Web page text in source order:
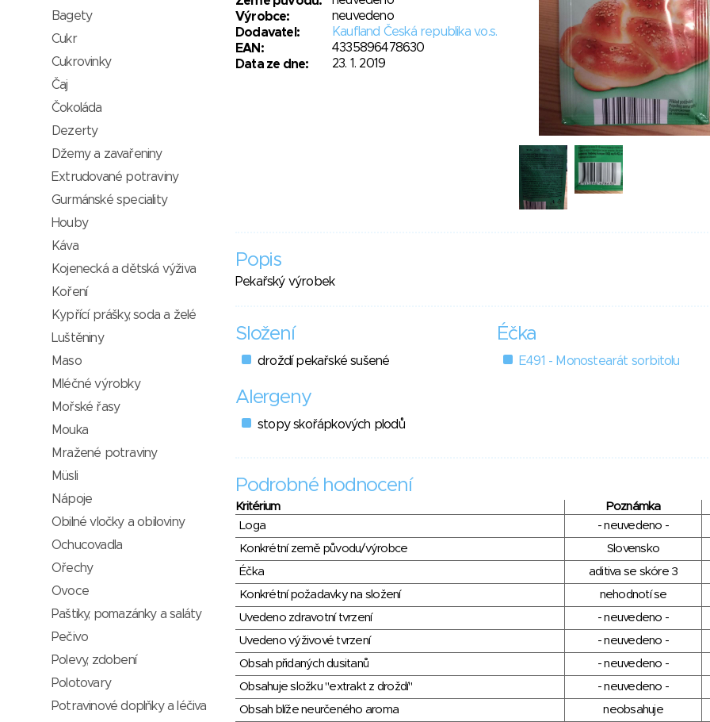
Výrobce:
neuvedeno
Dodavatel:
Kaufland Česká republika v.o.s.
EAN:
4335896478630
Data ze dne:
23. 1. 2019
Popis
Pekařský výrobek
Složení
droždí pekařské sušené
Éčka
E491 - Monostearát sorbitolu
Alergeny
stopy skořápkových plodů
Podrobné hodnocení
Kritérium Poznámka
Loga
- neuvedeno -
Konkrétní země původu/výrobce
Slovensko
Éčka
aditiva se skóre 3
Konkrétní požadavky na složení
nehodnotí se
Uvedeno zdravotní tvrzení
- neuvedeno -
Uvedeno výživové tvrzení
- neuvedeno -
Obsah přidaných dusitanů
- neuvedeno -
Obsahuje složku "extrakt z droždí"
- neuvedeno -
Obsah blíže neurčeného aroma
neobsahuje
Bagety
Cukr
Cukrovinky
Čaj
Čokoláda
Dezerty
Džemy a zavařeniny
Extrudované potraviny
Gurmánské speciality
Houby
Káva
Kojenecká a dětská výživa
Koření
Kypřící prášky, soda a želé
Luštěniny
Maso
Mléčné výrobky
Mořské řasy
Mouka
Mražené potraviny
Müsli
Nápoje
Obilné vločky a obiloviny
Ochucovadla
Ořechy
Ovoce
Paštiky, pomazánky a saláty
Pečivo
Polevy, zdobení
Polotovary
Potravinové doplňky a léčiva